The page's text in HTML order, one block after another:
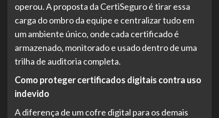
operou. A proposta da CertiSeguro é tirar essa
carga do ombro da equipe e centralizar tudo em
um ambiente único, onde cada certificado é
armazenado, monitorado e usado dentro de uma
trilha de auditoria completa.
Como proteger certificados digitais contra uso
indevido
A diferença de um cofre digital para os demais